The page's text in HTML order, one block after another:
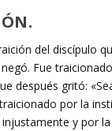
del discípulo
Fue
después gritó:
por la
y por